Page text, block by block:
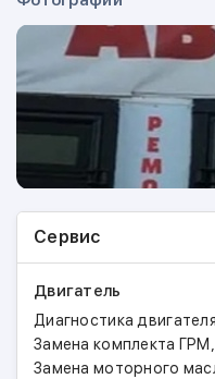
Сервис
Двигатель
Диагностика двигателя
Замена комплекта ГРМ
Замена моторного